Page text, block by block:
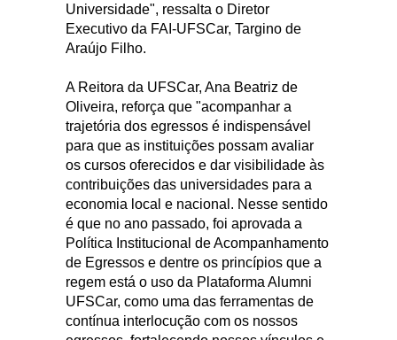
Universidade", ressalta o Diretor
Executivo da FAI-UFSCar, Targino de
Araújo Filho.
A Reitora da UFSCar, Ana Beatriz de
Oliveira, reforça que "acompanhar a
trajetória dos egressos é indispensável
para que as instituições possam avaliar
os cursos oferecidos e dar visibilidade às
contribuições das universidades para a
economia local e nacional. Nesse sentido
é que no ano passado, foi aprovada a
Política Institucional de Acompanhamento
de Egressos e dentre os princípios que a
regem está o uso da Plataforma Alumni
UFSCar, como uma das ferramentas de
contínua interlocução com os nossos